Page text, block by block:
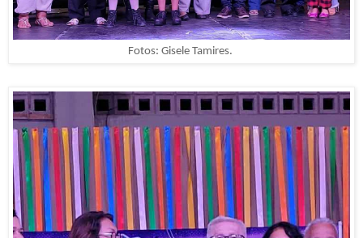
Fotos: Gisele Tamires.